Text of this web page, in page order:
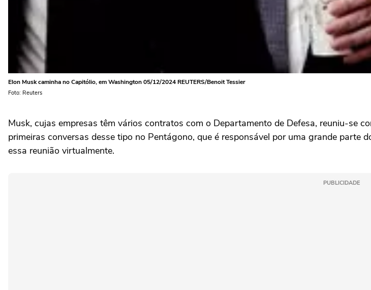
Elon Musk caminha no Capitólio, em Washington 05/12/2024 REUTERS/Benoit Tessier
Foto: Reuters
Musk, cujas empresas têm vários contratos com o Departamento de Defesa, reuniu-se
primeiras conversas desse tipo no Pentágono, que é responsável por uma grande
essa reunião virtualmente.
PUBLICIDADE